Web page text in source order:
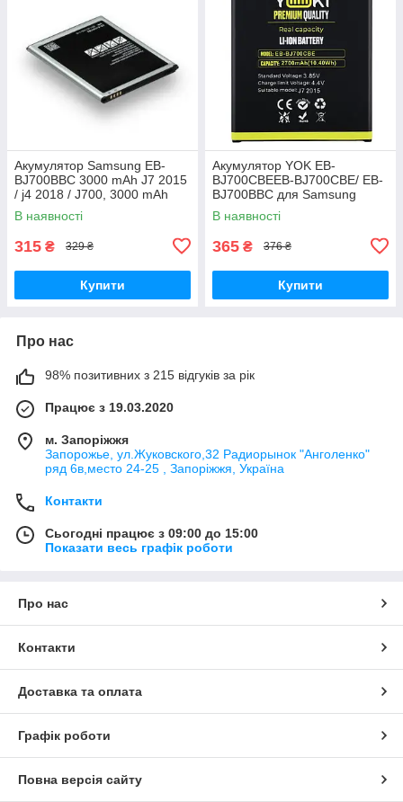
Акумулятор Samsung EB-
BJ700BBC 3000 mAh J7 2015
/ j4 2018 / J700, 3000 mAh
Original PRC
В наявності
315 ₴ 329 ₴
Купити
Акумулятор YOK EB-
BJ700CBEEB-BJ700CBE/ EB-
BJ700BBC для Samsung
J700/ J700H/ J700F/ J701/ J7
(2015)/ J4 (2018)/ J400
В наявності
365 ₴ 376 ₴
Купити
Про нас
98% позитивних з 215 відгуків за рік
Працює з 19.03.2020
м. Запоріжжя
Запорожье, ул.Жуковского,32 Радиорынок "Анголенко"
ряд 6в,место 24-25 , Запоріжжя, Україна
Контакти
Сьогодні працює з 09:00 до 15:00
Показати весь графік роботи
Про нас
Контакти
Доставка та оплата
Графік роботи
Повна версія сайту